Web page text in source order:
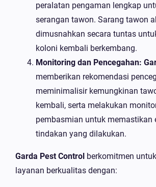
peralatan pengaman lengkap
serangan tawon. Sarang tawon
dimusnahkan secara tuntas
koloni kembali berkembang.
Monitoring dan Pencegahan:
memberikan rekomendasi
meminimalisir kemungkinan
kembali, serta melakukan
pembasmian untuk memastikan
tindakan yang dilakukan.
Garda Pest Control berkomitmen
layanan berkualitas dengan: